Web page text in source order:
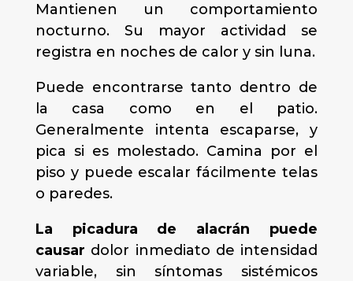
Mantienen un comportamiento
nocturno. Su mayor actividad se
registra en noches de calor y sin luna.
Puede encontrarse tanto dentro de
la casa como en el patio.
Generalmente intenta escaparse, y
pica si es molestado. Camina por el
piso y puede escalar fácilmente telas
o paredes.
La picadura de alacrán puede
causar dolor inmediato de intensidad
variable, sin síntomas sistémicos